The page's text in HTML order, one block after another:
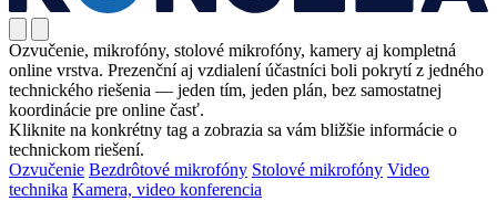
Ozvučenie, mikrofóny, stolové mikrofóny, kamery aj kompletná
online vrstva. Prezenční aj vzdialení účastníci boli pokrytí z jedného
technického riešenia — jeden tím, jeden plán, bez samostatnej
koordinácie pre online časť.
Kliknite na konkrétny tag a zobrazia sa vám bližšie informácie o
technickom riešení.
Ozvučenie Bezdrôtové mikrofóny Stolové mikrofóny Video
technika Kamera, video konferencia